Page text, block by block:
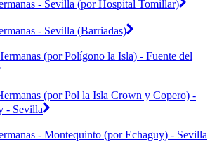
- Sevilla (por Hospital Tomillar)
- Sevilla (Barriadas)
(por Polígono la Isla) - Fuente del
(por Pol la Isla Crown y Copero) -
- Sevilla
- Montequinto (por Echaguy) - Sevilla